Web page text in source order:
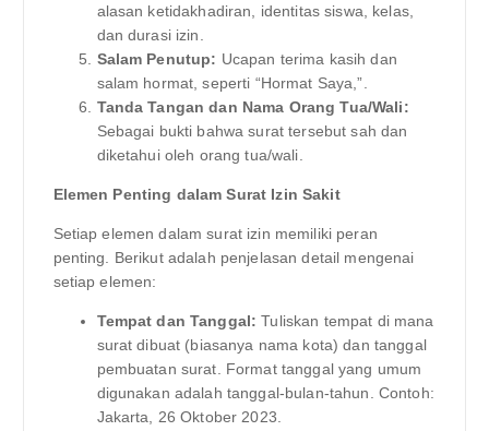
alasan ketidakhadiran, identitas siswa, kelas,
dan durasi izin.
Salam Penutup: Ucapan terima kasih dan
salam hormat, seperti “Hormat Saya,”.
Tanda Tangan dan Nama Orang Tua/Wali:
Sebagai bukti bahwa surat tersebut sah dan
diketahui oleh orang tua/wali.
Elemen Penting dalam Surat Izin Sakit
Setiap elemen dalam surat izin memiliki peran
penting. Berikut adalah penjelasan detail mengenai
setiap elemen:
Tempat dan Tanggal: Tuliskan tempat di mana
surat dibuat (biasanya nama kota) dan tanggal
pembuatan surat. Format tanggal yang umum
digunakan adalah tanggal-bulan-tahun. Contoh:
Jakarta, 26 Oktober 2023.